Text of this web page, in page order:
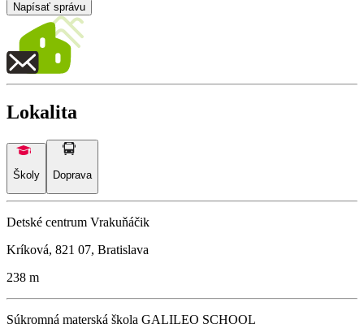
Napísať správu
Lokalita
Školy Doprava
Detské centrum Vrakuňáčik
Kríková, 821 07, Bratislava
238 m
Súkromná materská škola GALILEO SCHOOL